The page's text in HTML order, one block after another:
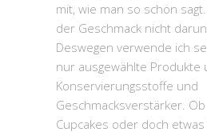
mit, wie man so schön
der Geschmack nicht
Deswegen verwende ich
nur ausgewählte Produkte
Konservierungsstoffe und
Geschmacksverstärker.
Cupcakes oder doch